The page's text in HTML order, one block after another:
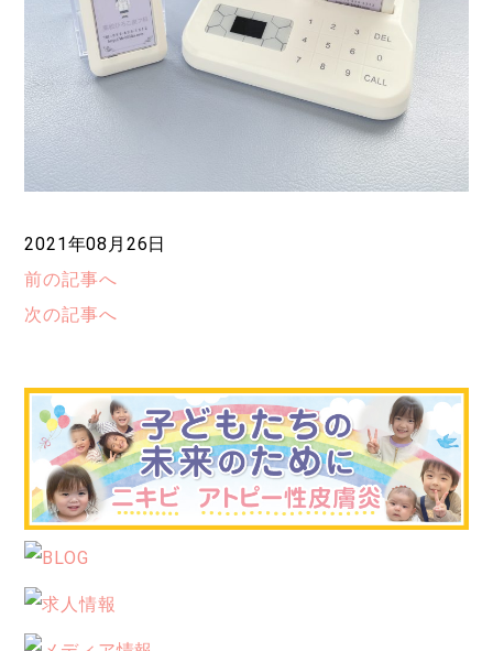
2021年08月26日
前の記事へ
次の記事へ